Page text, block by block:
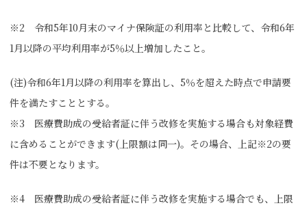
※2 令和5年10月末のマイナ保険証の利用率と比較して、令和6年
1月以降の平均利用率が5％以上増加したこと。
(注)令和6年1月以降の利用率を算出し、5％を超えた時点で申請要
件を満たすこととする。
※3 医療費助成の受給者証に伴う改修を実施する場合も対象経費
に含めることができます(上限額は同一)。その場合、上記※2の要
件は不要となります。
※4 医療費助成の受給者証に伴う改修を実施する場合でも、上限